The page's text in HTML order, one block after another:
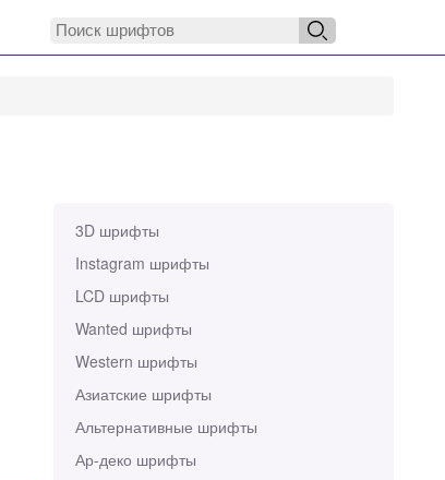
3D шрифты
Instagram шрифты
LCD шрифты
Wanted шрифты
Western шрифты
Азиатские шрифты
Альтернативные шрифты
Ар-деко шрифты